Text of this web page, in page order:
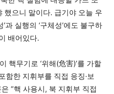
했으니 말이다. 급기야 오늘 우
과 실행의 ‘구체성’에도 불구하
배어있다.
핵무기로 ‘위해(危害)’를 가할
함한 지휘부를 직접 응징·보
“핵 사용시, 북 지휘부 직접